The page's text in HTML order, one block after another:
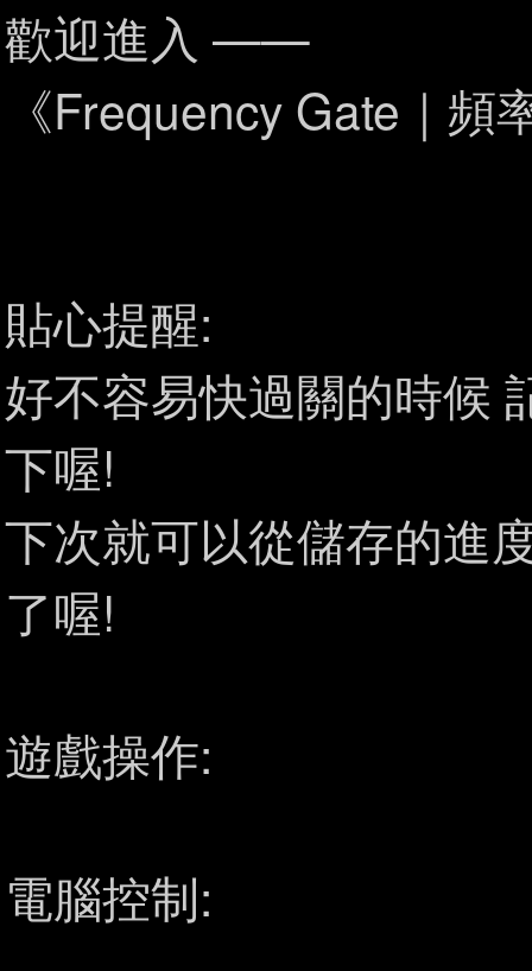
歡迎進入 ——
《Frequency Gate｜頻
貼心提醒:
好不容易快過關的時候
下喔!
下次就可以從儲存的進
了喔!
遊戲操作:
電腦控制: